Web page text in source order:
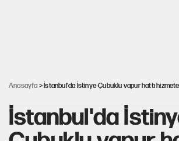
Anasayfa > İstanbul'da İstinye-Çubuklu vapur hattı
İstanbul'da